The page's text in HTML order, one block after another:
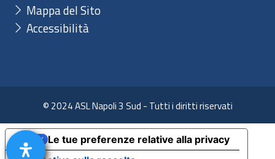
Mappa del Sito
Accessibilità
© 2024 ASL Napoli 3 Sud - Tutti i diritti riservati
Le tue preferenze relative alla privacy